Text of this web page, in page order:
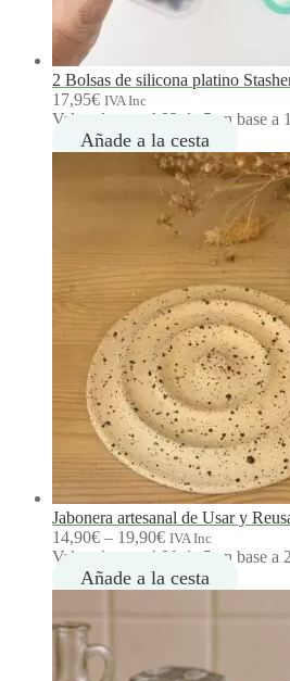
2 Bolsas de silicona platino
17,95€ IVA Inc
Valorado con 4.83 de 5 en base a
Añade a la cesta
Jabonera artesanal de Usar y
14,90€ – 19,90€R
a
n
g
p
IVA Inc
Valorado con 4.81 de 5 en base a
Añade a la cesta